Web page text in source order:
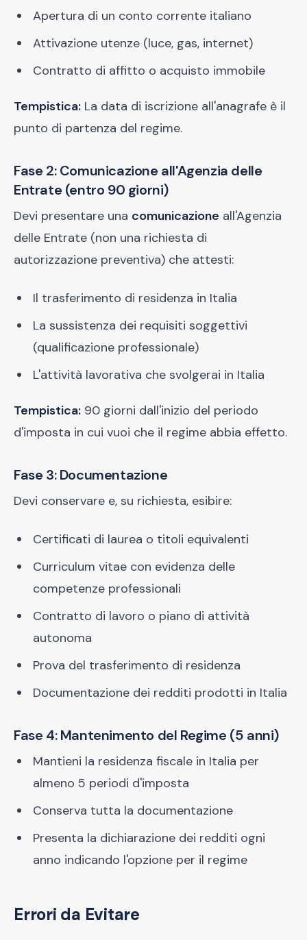
Apertura di un conto corrente italiano
Attivazione utenze (luce, gas, internet)
Contratto di affitto o acquisto immobile
Tempistica: La data di iscrizione all'anagrafe è il
punto di partenza del regime.
Fase 2: Comunicazione all'Agenzia delle
Entrate (entro 90 giorni)
Devi presentare una comunicazione all'Agenzia
delle Entrate (non una richiesta di
autorizzazione preventiva) che attesti:
Il trasferimento di residenza in Italia
La sussistenza dei requisiti soggettivi
(qualificazione professionale)
L'attività lavorativa che svolgerai in Italia
Tempistica: 90 giorni dall'inizio del periodo
d'imposta in cui vuoi che il regime abbia effetto.
Fase 3: Documentazione
Devi conservare e, su richiesta, esibire:
Certificati di laurea o titoli equivalenti
Curriculum vitae con evidenza delle
competenze professionali
Contratto di lavoro o piano di attività
autonoma
Prova del trasferimento di residenza
Documentazione dei redditi prodotti in Italia
Fase 4: Mantenimento del Regime (5 anni)
Mantieni la residenza fiscale in Italia per
almeno 5 periodi d'imposta
Conserva tutta la documentazione
Presenta la dichiarazione dei redditi ogni
anno indicando l'opzione per il regime
Errori da Evitare